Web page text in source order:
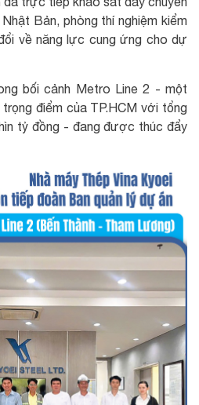
Bản, phòng thí nghiệm kiểm
về năng lực cung ứng cho dự
bối cảnh Metro Line 2 - một
điểm của TP.HCM với tổng
tỷ đồng - đang được thúc đẩy